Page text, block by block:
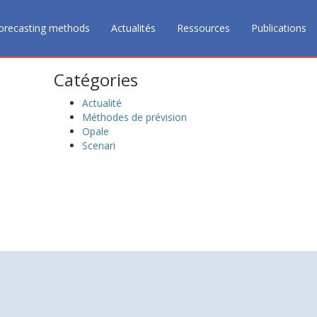
methods Actualités Ressources Publications
Catégories
Actualité
Méthodes de prévision
Opale
Scenari